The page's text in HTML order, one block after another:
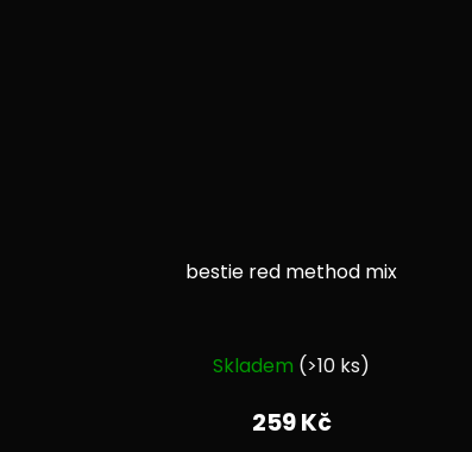
bestie red method mix
hodnocení
produktu
Skladem (>10 ks)
259 Kč